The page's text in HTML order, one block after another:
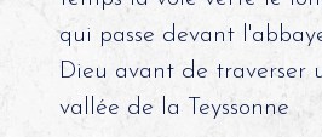
qui passe devant
Dieu avant de traverser
vallée de la Teyssonne